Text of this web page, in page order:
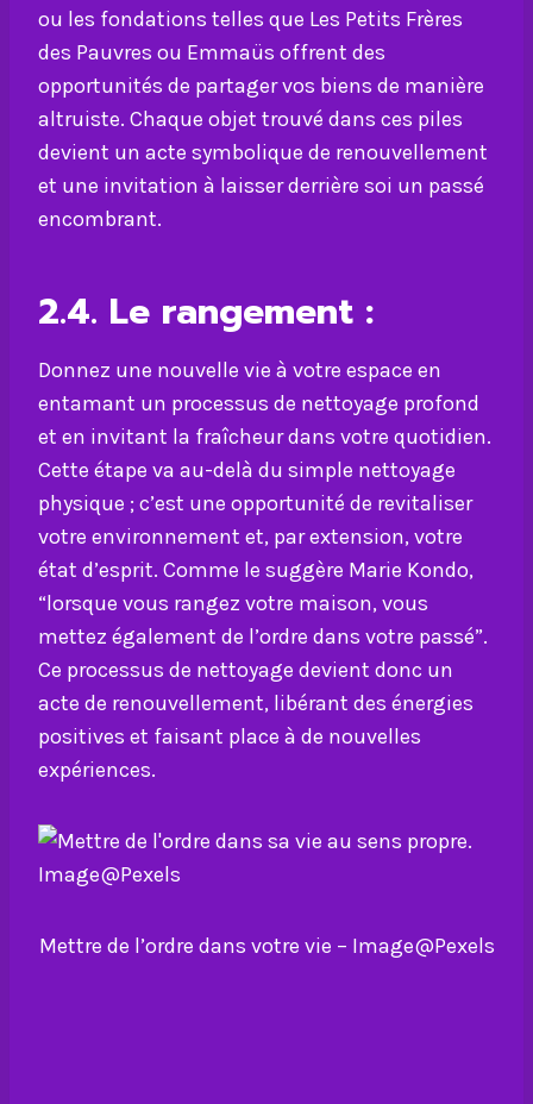
ou les fondations telles que Les Petits Frères
des Pauvres ou Emmaüs offrent des
opportunités de partager vos biens de manière
altruiste. Chaque objet trouvé dans ces piles
devient un acte symbolique de renouvellement
et une invitation à laisser derrière soi un passé
encombrant.
2.4. Le rangement :
Donnez une nouvelle vie à votre espace en
entamant un processus de nettoyage profond
et en invitant la fraîcheur dans votre quotidien.
Cette étape va au-delà du simple nettoyage
physique ; c’est une opportunité de revitaliser
votre environnement et, par extension, votre
état d’esprit. Comme le suggère Marie Kondo,
“lorsque vous rangez votre maison, vous
mettez également de l’ordre dans votre passé”.
Ce processus de nettoyage devient donc un
acte de renouvellement, libérant des énergies
positives et faisant place à de nouvelles
expériences.
Mettre de l’ordre dans votre vie – Image@Pexels